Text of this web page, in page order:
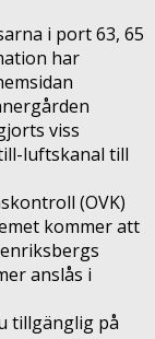
i port 63, 65
har
viss
luftskanal till
(OVK)
kommer att
anslås i
tillgänglig på